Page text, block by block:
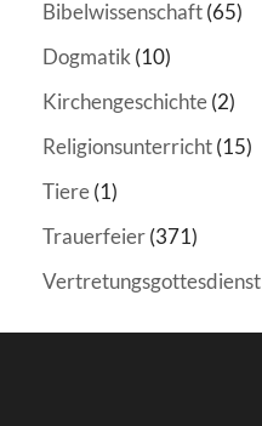
Bibelwissenschaft(65)
Dogmatik (10)
Kirchengeschichte(2)
Religionsunterricht(15)
Tiere(1)
Trauerfeier(371)
Vertretungsgottesdienst